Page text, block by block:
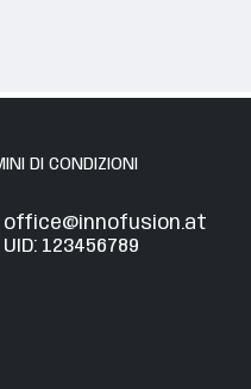
DI CONDIZIONI
office@innofusion.at
UID: 123456789